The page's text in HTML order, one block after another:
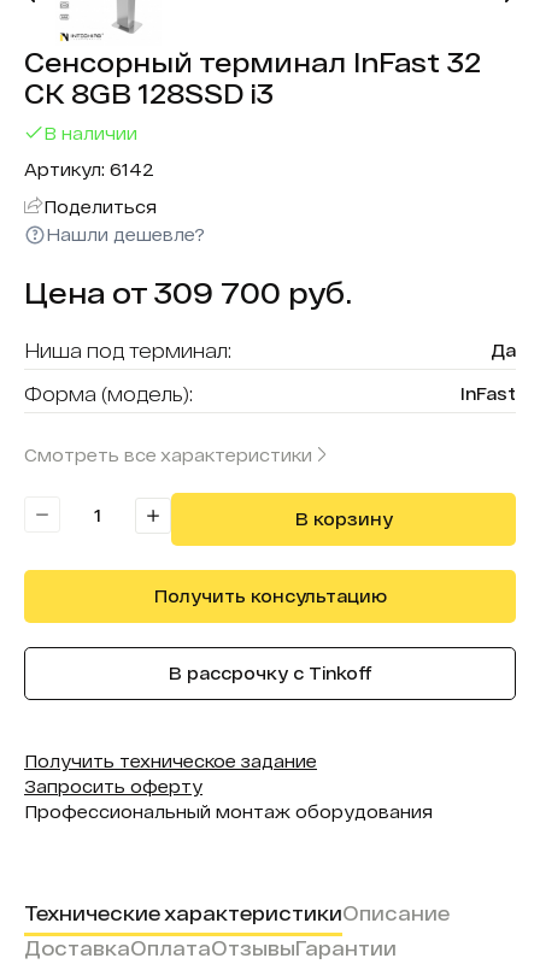
Сенсорный терминал InFast 32
СК 8GB 128SSD i3
В наличии
Артикул: 6142
Поделиться
Нашли дешевле?
Цена от 309 700 руб.
Ниша под терминал: Да
Форма (модель): InFast
Смотреть все характеристики
В корзину
Получить консультацию
В рассрочку с Tinkoff
Получить техническое задание
Запросить оферту
Профессиональный монтаж оборудования
Технические характеристикиОписание
ДоставкаОплатаОтзывыГарантии